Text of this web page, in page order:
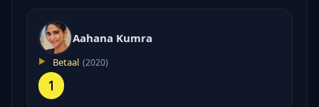
Aahana Kumra
Betaal (2020)
1